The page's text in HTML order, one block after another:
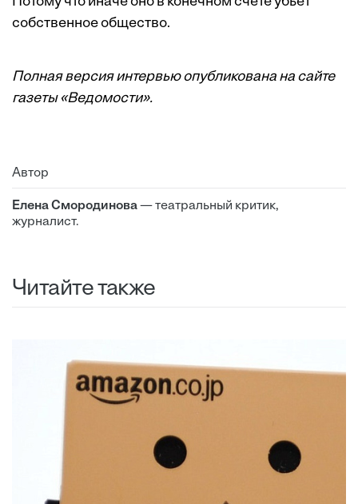
собственное общество.
Полная версия интервью опубликована на сайте
газеты «Ведомости».
Автор
Елена Смородинова— театральный критик,
журналист.
Читайте также